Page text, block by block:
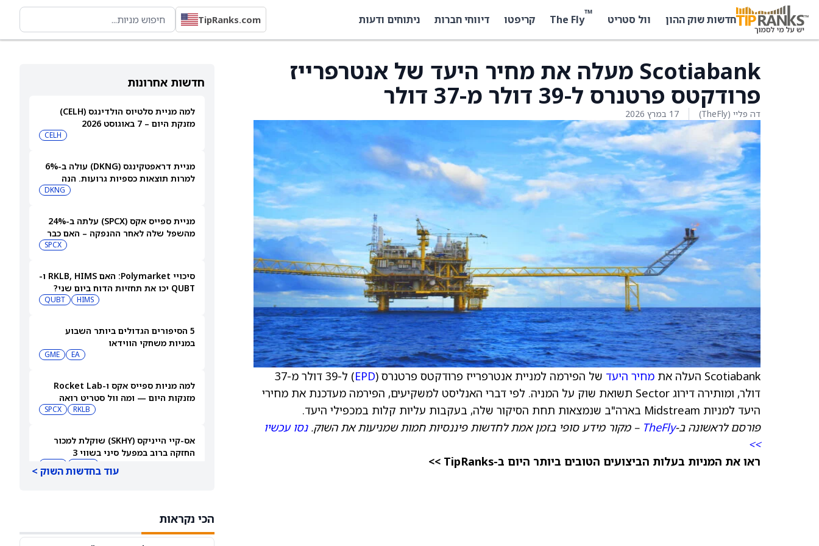
חדשות שוק ההון וול סטריט ™
The Fly קריפטו דיווחי חברות ניתוחים ודעות TipRanks.com
חדשות אחרונות
למה מניית סלטיוס הולדינגס (CELH)
מזנקת היום – 7 באוגוסט 2026
CELH
מניית דראפטקינגס (DKNG) עולה ב-6%
למרות תוצאות כספיות גרועות. הנה
DKNG
מניית ספייס אקס (SPCX) עלתה ב-24%
מהשפל שלה לאחר ההנפקה – האם כבר
SPCX
סיכויי Polymarket: האם RKLB, HIMS ו-
QUBT יכו את תחזיות הדוח ביום שני?
HIMS
QUBT
5 הסיפורים הגדולים ביותר השבוע
במניות משחקי הווידאו
EA
GME
למה מניות ספייס אקס ו-Rocket Lab
מזנקות היום — ומה וול סטריט רואה
RKLB
SPCX
אס-קיי הייניקס (SKHY) שוקלת למכור
החזקה ברוב במפעל סיני בשווי 3
עולה
עוד בחדשות השוק >
הכי נקראות
Scotiabank מעלה את מחיר היעד של אנטרפרייז
פרודקטס פרטנרס ל-39 דולר מ-37 דולר
דה פליי (TheFly) 17 במרץ 2026
Scotiabank העלה את מחיר היעד של הפירמה למניית אנטרפרייז פרודקטס פרטנרס (EPD
) ל-39 דולר מ-37
דולר, ומותירה דירוג Sector תשואת שוק על המניה. לפי דברי האנליסט למשקיעים, הפירמה מעדכנת את מחירי
היעד למניות Midstream בארה"ב שנמצאות תחת הסיקור שלה, בעקבות עליות קלות במכפילי היעד.
פורסם לראשונה ב-TheFly – מקור מידע סופי בזמן אמת לחדשות פיננסיות חמות שמניעות את השוק.נסו עכשיו
>>
ראו את המניות בעלות הביצועים הטובים ביותר היום ב-TipRanks >>